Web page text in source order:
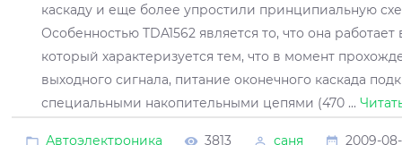
каскаду и еще более упростили принципиальную
Особенностью TDA1562 является то, что она
который характеризуется тем, что в момент
выходного сигнала, питание оконечного каскада
специальными накопительными цепями (470 ...
Автоэлектроника 3813 саня 2009-